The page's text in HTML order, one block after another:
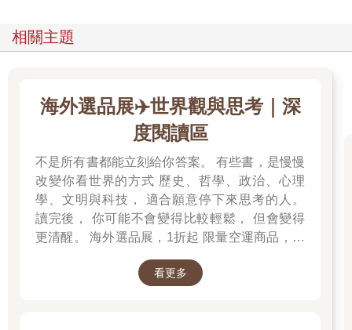
父親雖然學歷不高，但非常負責。在工廠裡，他不僅是管理者，
更像是工人們的大哥。
下班後，家裡的餐桌總是擠滿了人。父親招呼著那些叔叔伯伯
們，桌上擺滿了切好的滷味，大家大口喝著啤酒、大聲聊天。他
們談論著工作的辛苦，談論著未來的希望。假日的時候，這群工
人也常來家裡串門子。
父親就把這群工人當作最好的朋友，工作在一起，生活也混在一
起。年幼的我穿梭在大人之間，仰望著父親豪爽的笑容。在他身
上，我看見基層勞動者的辛勞，以及一種江湖般的義氣與尊重。
那是父親教給我的第一堂課：人的價值不在於職位高低，而在於
你是否把別人當「人」看。
相關主題
海外選品展✈️世界觀與思考｜深
度閱讀區
不是所有書都能立刻給你答案。 有些書，是慢慢
改變你看世界的方式 歷史、哲學、政治、心理
學、文明與科技， 適合願意停下來思考的人。
讀完後， 你可能不會變得比較輕鬆， 但會變得
更清醒。 海外選品展，1折起 限量空運商品，先
看更多